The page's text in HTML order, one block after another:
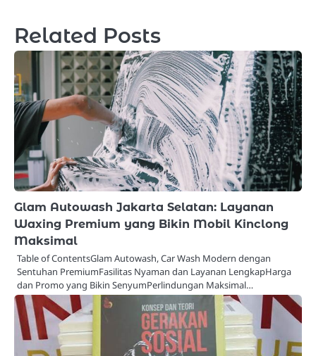
Related Posts
Glam Autowash Jakarta Selatan: Layanan
Waxing Premium yang Bikin Mobil Kinclong
Maksimal
Table of ContentsGlam Autowash, Car Wash Modern dengan
Sentuhan PremiumFasilitas Nyaman dan Layanan LengkapHarga
dan Promo yang Bikin SenyumPerlindungan Maksimal…